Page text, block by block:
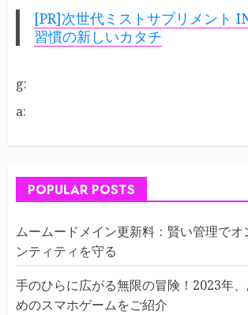
[PR]次世代ミストサプリメント
習慣の新しいカタチ
g:
a:
POPULAR POSTS
ムームードメイン更新料：賢い管理で
ンティティを守る
手のひらに広がる無限の冒険！2023年
めのスマホゲームをご紹介